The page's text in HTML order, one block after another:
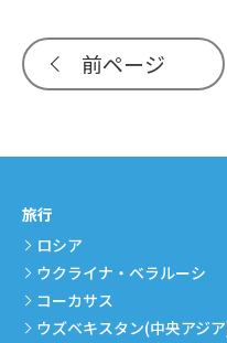
前ページ
旅行
ロシア
ウクライナ・ベラルーシ
コーカサス
ウズベキスタン(中央アジ